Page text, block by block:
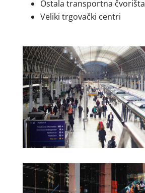
Ostala transportna čvorišta
Veliki trgovački centri